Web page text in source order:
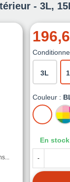
- 3L,
3L
Couleur :
BLANC
A
En stock
-